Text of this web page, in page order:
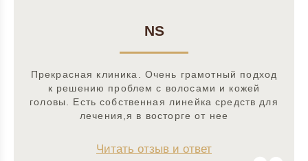
NS
Прекрасная клиника. Очень грамотный подход
к решению проблем с волосами и кожей
головы. Есть собственная линейка средств для
лечения,я в восторге от нее
Читать отзыв и ответ